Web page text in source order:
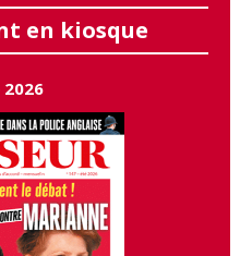
en kiosque
2026